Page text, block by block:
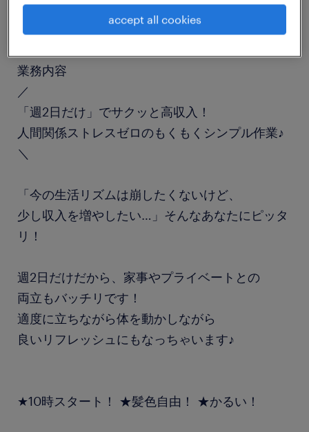
勤務期間
長期（3ヶ月以上）
業務内容
／
「週2日だけ」でサクッと高収入！
人間関係ストレスゼロのもくもくシンプル作業♪
＼
「今の生活リズムは崩したくないけど、
少し収入を増やしたい…」そんなあなたにピッタ
リ！
週2日だけだから、家事やプライベートとの
両立もバッチリです！
適度に立ちながら体を動かしながら
良いリフレッシュにもなっちゃいます♪
★10時スタート！ ★髪色自由！ ★かるい！
accept all cookies